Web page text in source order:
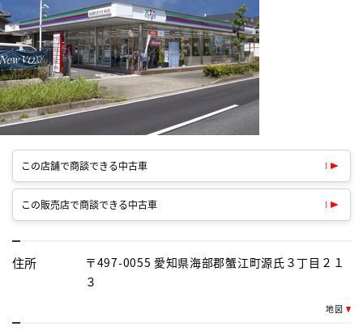
この店舗で商談できる中古車
この販売店で商談できる中古車
住所
〒497-0055 愛知県海部郡蟹江町源氏３丁目２１
３
地図